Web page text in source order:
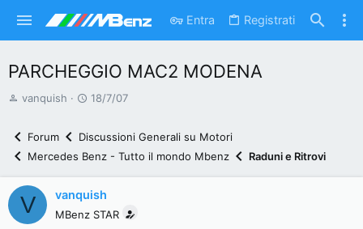
Entra Registrati
PARCHEGGIO MAC2 MODENA
A
e
d
i
vanquish
D
t
n
18/7/07
Forum
Discussioni Generali su Motori
Mercedes Benz - Tutto il mondo Mbenz
Raduni e Ritrovi
V vanquish
MBenz STAR